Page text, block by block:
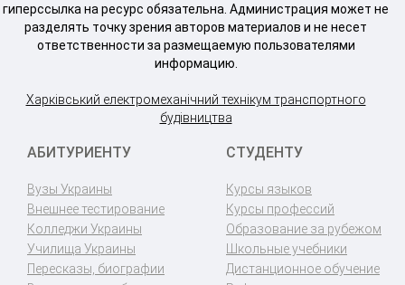
гиперссылка на ресурс обязательна. Администрация может не
разделять точку зрения авторов материалов и не несет
ответственности за размещаемую пользователями
информацию.
Харківський електромеханічний технікум транспортного
будівництва
АБИТУРИЕНТУ
Вузы Украины
Внешнее тестирование
Колледжи Украины
Училища Украины
Пересказы, биографии
СТУДЕНТУ
Курсы языков
Курсы профессий
Образование за рубежом
Школьные учебники
Дистанционное обучение